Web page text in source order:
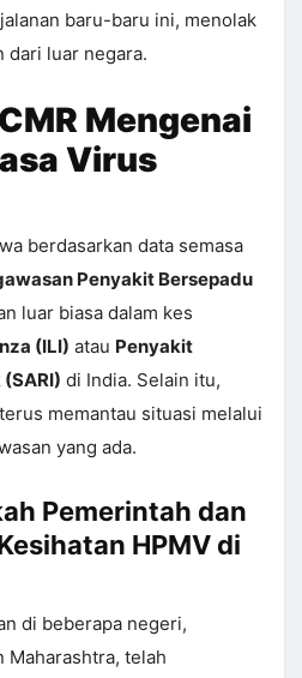
baru-baru ini, menolak
dari luar negara.
Mengenai
Virus
berdasarkan data semasa
Penyakit Bersepadu
luar biasa dalam kes
(ILI) atau Penyakit
di India. Selain itu,
memantau situasi melalui
yang ada.
Pemerintah dan
HPMV di
di beberapa negeri,
Maharashtra, telah